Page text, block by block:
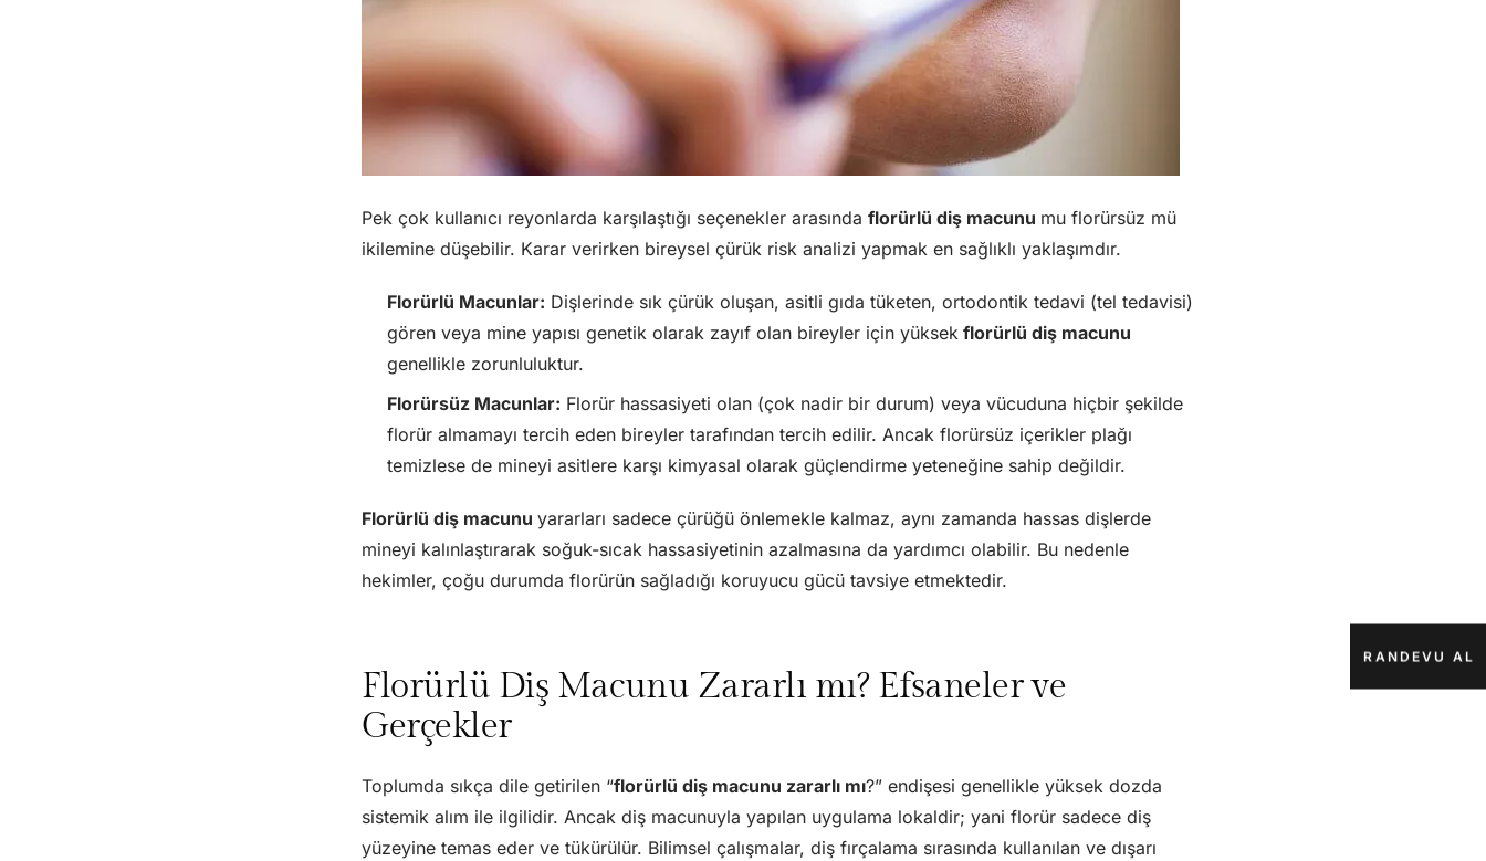
Pek çok kullanıcı reyonlarda karşılaştığı seçenekler arasındaflorürlü diş macunu mu florürsüz mü
ikilemine düşebilir. Karar verirken bireysel çürük risk analizi yapmak en sağlıklı yaklaşımdır.
Florürlü Macunlar: Dişlerinde sık çürük oluşan, asitli gıda tüketen, ortodontik tedavi (tel tedavisi)
gören veya mine yapısı genetik olarak zayıf olan bireyler için yüksekflorürlü diş macunu
genellikle zorunluluktur.
Florürsüz Macunlar: Florür hassasiyeti olan (çok nadir bir durum) veya vücuduna hiçbir şekilde
florür almamayı tercih eden bireyler tarafından tercih edilir. Ancak florürsüz içerikler plağı
temizlese de mineyi asitlere karşı kimyasal olarak güçlendirme yeteneğine sahip değildir.
Florürlü diş macunuyararları sadece çürüğü önlemekle kalmaz, aynı zamanda hassas dişlerde
mineyi kalınlaştırarak soğuk-sıcak hassasiyetinin azalmasına da yardımcı olabilir. Bu nedenle
hekimler, çoğu durumda florürün sağladığı koruyucu gücü tavsiye etmektedir.
Florürlü Diş Macunu Zararlı mı? Efsaneler ve
Gerçekler
Toplumda sıkça dile getirilen “florürlü diş macunu zararlı mı?” endişesi genellikle yüksek dozda
sistemik alım ile ilgilidir. Ancak diş macunuyla yapılan uygulama lokaldir; yani florür sadece diş
yüzeyine temas eder ve tükürülür. Bilimsel çalışmalar, diş fırçalama sırasında kullanılan ve dışarı
RANDEVU AL